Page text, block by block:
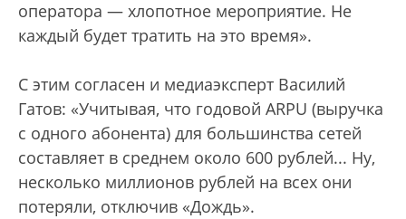
оператора — хлопотное мероприятие. Не
каждый будет тратить на это время».
С этим согласен и медиаэксперт Василий
Гатов: «Учитывая, что годовой ARPU (выручка
с одного абонента) для большинства сетей
составляет в среднем около 600 рублей... Ну,
несколько миллионов рублей на всех они
потеряли, отключив «Дождь».